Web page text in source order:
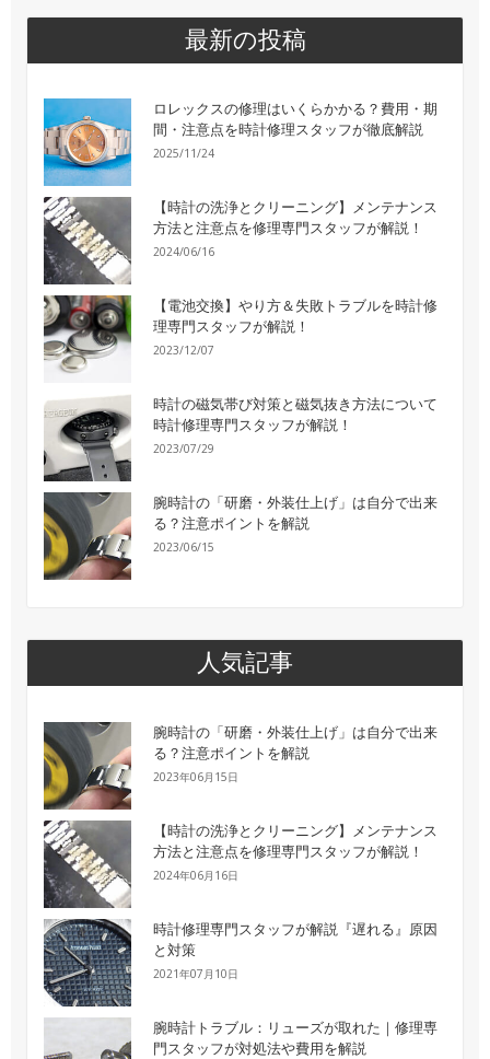
最新の投稿
ロレックスの修理はいくらかかる？費用・期
間・注意点を時計修理スタッフが徹底解説
2025/11/24
【時計の洗浄とクリーニング】メンテナンス
方法と注意点を修理専門スタッフが解説！
2024/06/16
【電池交換】やり方＆失敗トラブルを時計修
理専門スタッフが解説！
2023/12/07
時計の磁気帯び対策と磁気抜き方法について
時計修理専門スタッフが解説！
2023/07/29
腕時計の「研磨・外装仕上げ」は自分で出来
る？注意ポイントを解説
2023/06/15
人気記事
腕時計の「研磨・外装仕上げ」は自分で出来
る？注意ポイントを解説
2023年06月15日
【時計の洗浄とクリーニング】メンテナンス
方法と注意点を修理専門スタッフが解説！
2024年06月16日
時計修理専門スタッフが解説『遅れる』原因
と対策
2021年07月10日
腕時計トラブル：リューズが取れた｜修理専
門スタッフが対処法や費用を解説